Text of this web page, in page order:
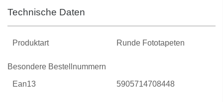
Technische Daten
Produktart Runde Fototapeten
Besondere Bestellnummern
Ean13 5905714708448